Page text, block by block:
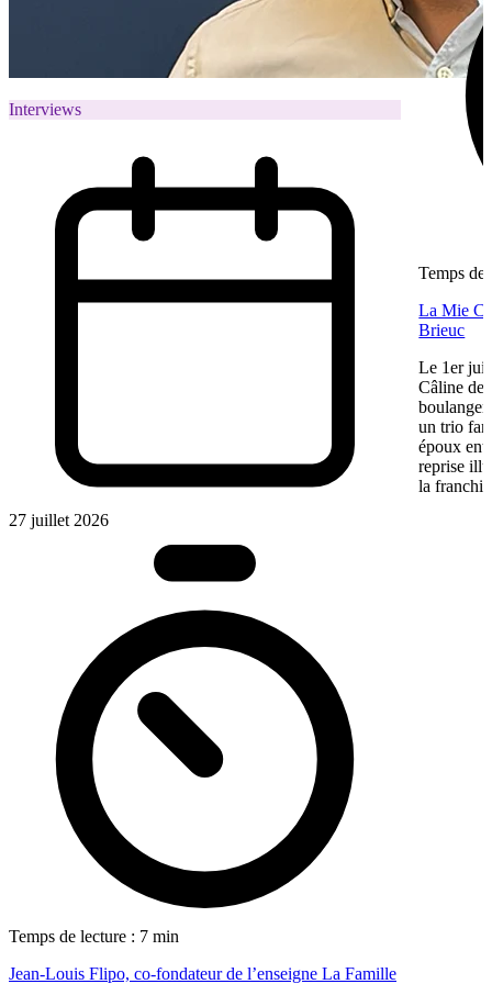
Interviews
27 juillet 2026
Temps de lecture : 7 min
Jean-Louis Flipo, co-fondateur de l’enseigne La Famille
Temps de
La Mie
Brieuc
Le 1er
Câline de
un trio
époux
reprise
la